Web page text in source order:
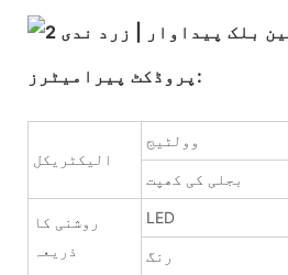
پروڈکٹ پیرامیٹرز:
الیکٹریکل
وولٹیج
بجلی کی کھپت
روشنی کا
ذریعہ
LED
رنگ